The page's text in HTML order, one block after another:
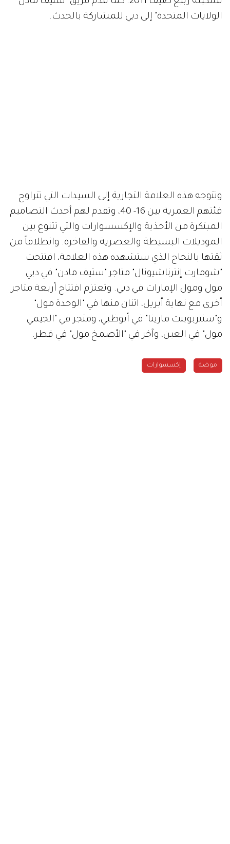
الولايات المتحدة" إلى دبي للمشاركة بالحدث.
وتتوجه هذه العلامة التجارية إلى السيدات التي تتراوح
فئتهم العمرية بين 16- 40، وتقدم لهم أحدث التصاميم
المبتكرة من الأحذية والإكسسوارات والتي تتنوع بين
الموديلات البسيطة والعصرية والفاخرة. وانطلاقاً من
ثقتها بالنجاح الذي ستشهده هذه العلامة، افتتحت
"شومارت إنترناشيونال" متاجر "ستيف مادن" في دبي
مول ومول الإمارات في دبي. وتعتزم افتتاح أربعة متاجر
أخرى مع نهاية أبريل، اثنان منها في "الوحدة مول"
و"سنتربوينت مارينا" في أبوظبي، ومتجر في "الجيمي
مول" في العين، وآخر في "الأصمخ مول" في قطر.
موضة إكسسوارات